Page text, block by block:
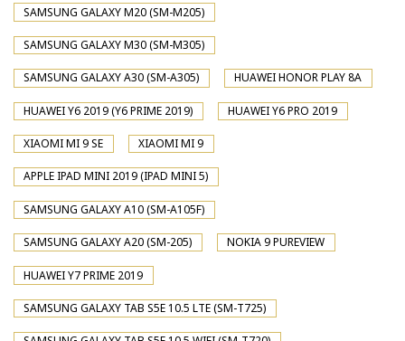
SAMSUNG GALAXY M20 (SM-M205)
SAMSUNG GALAXY M30 (SM-M305)
SAMSUNG GALAXY A30 (SM-A305) HUAWEI HONOR PLAY 8A
HUAWEI Y6 2019 (Y6 PRIME 2019) HUAWEI Y6 PRO 2019
XIAOMI MI 9 SE XIAOMI MI 9
APPLE IPAD MINI 2019 (IPAD MINI 5)
SAMSUNG GALAXY A10 (SM-A105F)
SAMSUNG GALAXY A20 (SM-205) NOKIA 9 PUREVIEW
HUAWEI Y7 PRIME 2019
SAMSUNG GALAXY TAB S5E 10.5 LTE (SM-T725)